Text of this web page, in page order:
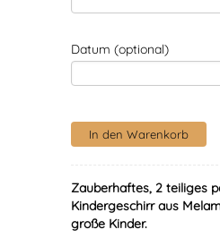
Datum (optional)
Zauberhaftes, 2 teiliges
Kindergeschirr aus
große Kinder.